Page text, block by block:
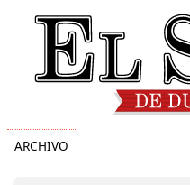
ARCHIVO